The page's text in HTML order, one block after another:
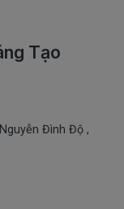
Tạo
Đình Độ ,